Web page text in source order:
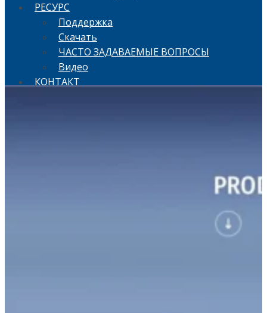
РЕСУРС
Поддержка
Скачать
ЧАСТО ЗАДАВАЕМЫЕ ВОПРОСЫ
Видео
КОНТАКТ